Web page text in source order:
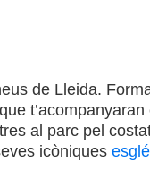
de Lleida.
al parc pel
icòniques